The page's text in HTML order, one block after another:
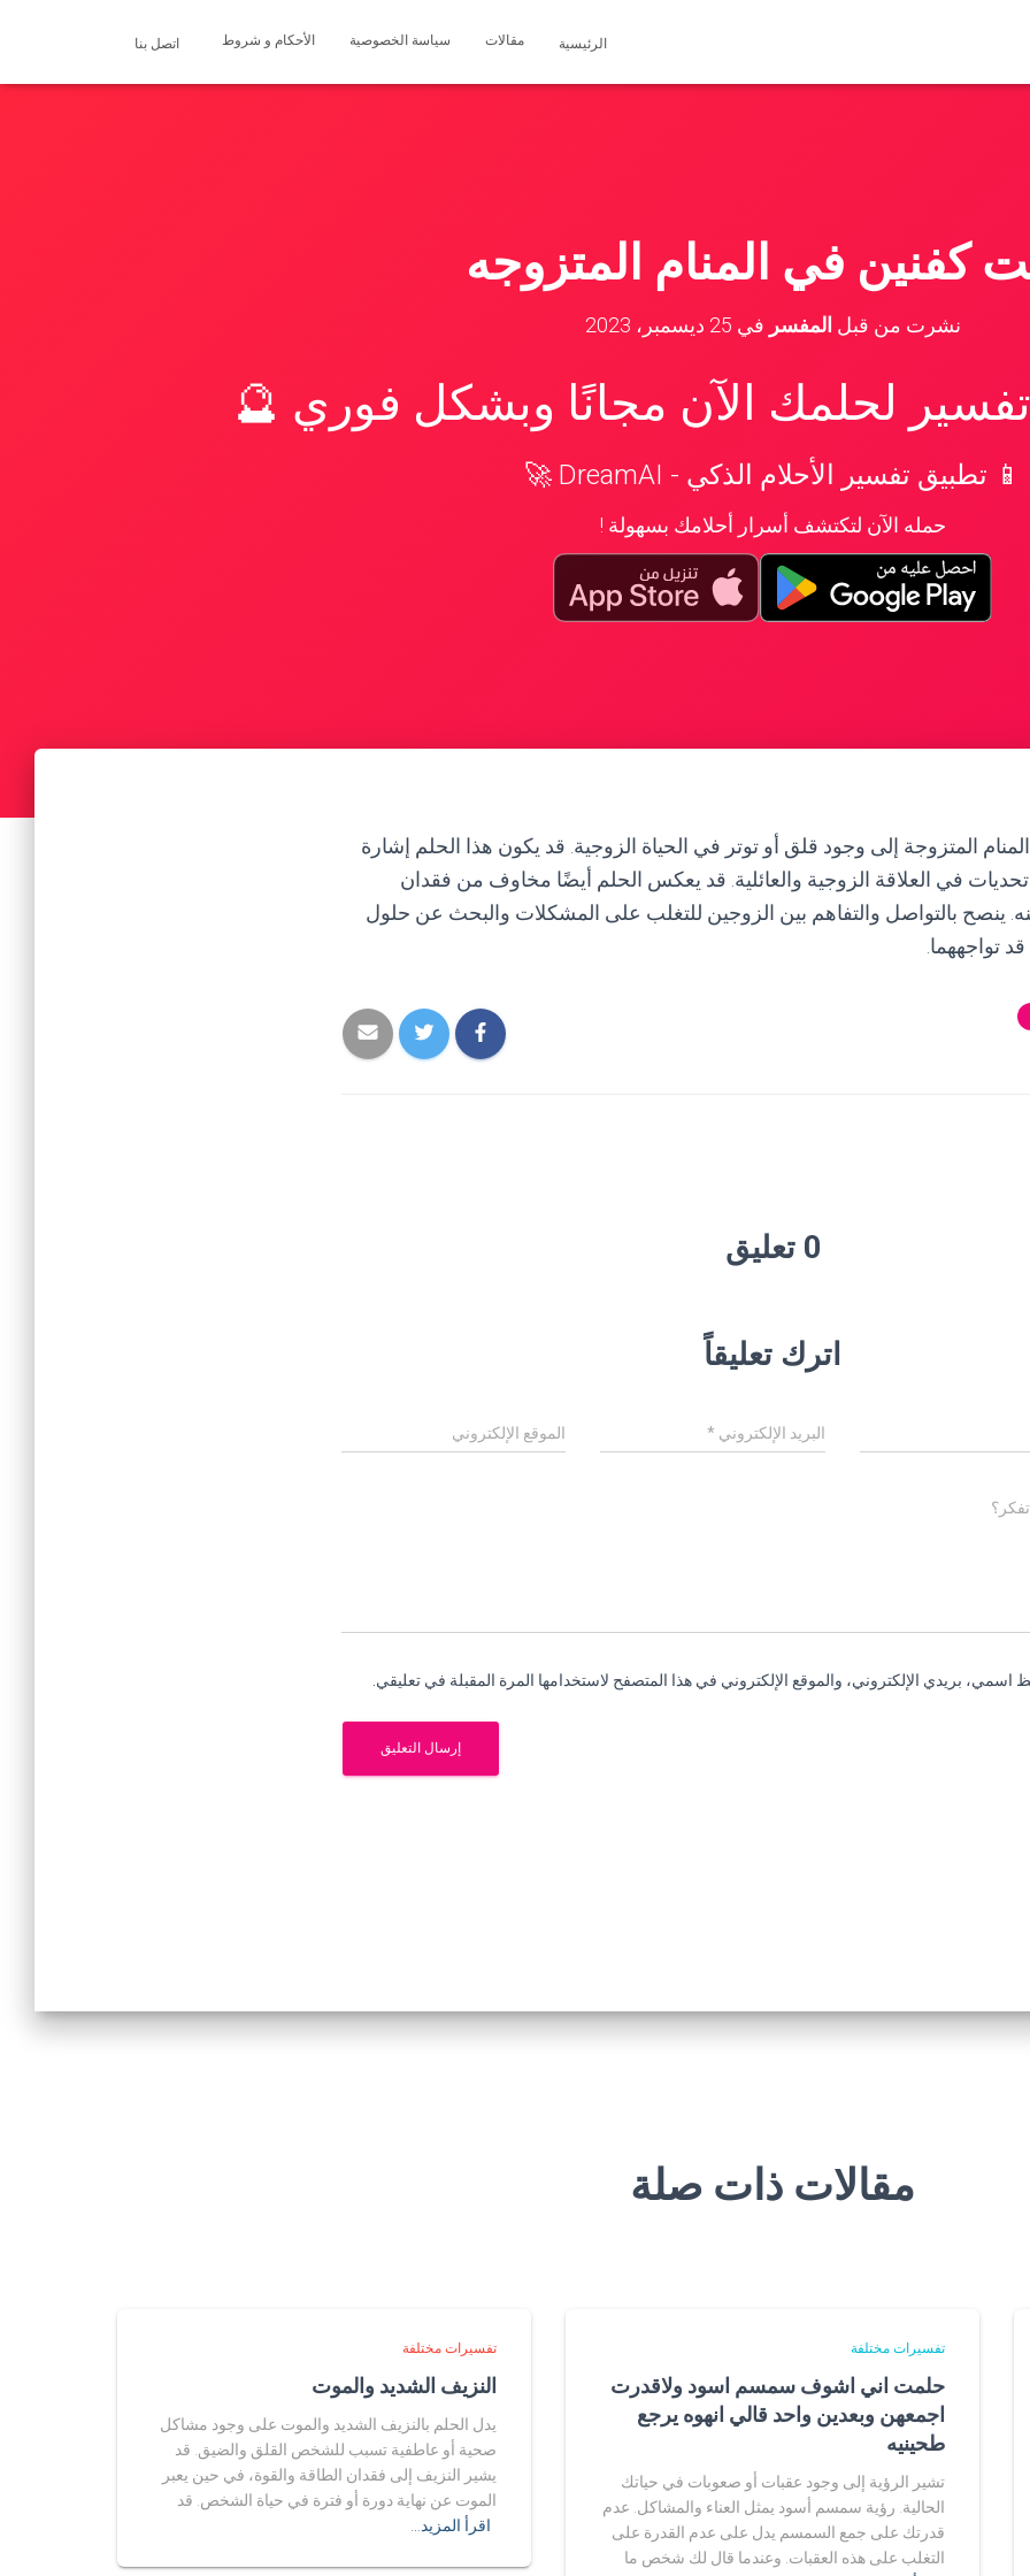
الرئيسية مقالات سياسة الخصوصية الأحكام و شروط اتصل بنا
كفنين في المنام المتزوجه
نشرت من قبل المفسر في 25 ديسمبر، 2023
لحلمك الآن مجانًا وبشكل فوري 🔮
📱 تطبيق تفسير الأحلام الذكي - DreamAI 🚀
حمله الآن لتكتشف أسرار أحلامك بسهولة !
المتزوجة إلى وجود قلق أو توتر في الحياة الزوجية. قد يكون هذا الحلم إشارة
في العلاقة الزوجية والعائلية. قد يعكس الحلم أيضًا مخاوف من فقدان
ينصح بالتواصل والتفاهم بين الزوجين للتغلب على المشكلات والبحث عن حلول
تواجههما.
0 تعليق
اترك تعليقاً
البريد الإلكتروني * الموقع الإلكتروني
اسمي، بريدي الإلكتروني، والموقع الإلكتروني في هذا المتصفح لاستخدامها المرة المقبلة في تعليقي.
مقالات ذات صلة
تفسيرات مختلفة
حلمت اني اشوف سمسم اسود ولاقدرت
اجمعهن وبعدين واحد قالي انهوه يرجع
طحينيه
تشير الرؤية إلى وجود عقبات أو صعوبات في حياتك
الحالية. رؤية سمسم أسود يمثل العناء والمشاكل. عدم
قدرتك على جمع السمسم يدل على عدم القدرة على
التغلب على هذه العقبات. وعندما قال لك شخص ما
تفسيرات مختلفة
النزيف الشديد والموت
يدل الحلم بالنزيف الشديد والموت على وجود مشاكل
صحية أو عاطفية تسبب للشخص القلق والضيق. قد
يشير النزيف إلى فقدان الطاقة والقوة، في حين يعبر
الموت عن نهاية دورة أو فترة في حياة الشخص. قد
اقرأ المزيد…